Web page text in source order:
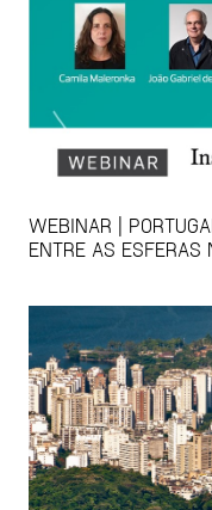
WEBINAR |
ENTRE AS ESFERAS